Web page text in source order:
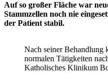
Auf so großer Fläche war
Stammzellen noch nie
der Patient stabil.
Nach seiner Behandlung
normalen Tätigkeiten
Katholisches Klinikum